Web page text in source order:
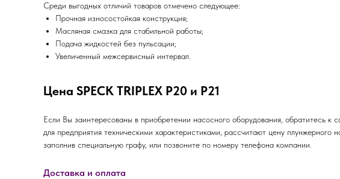
Среди выгодных отличий товаров отмечено следующее:
Прочная износостойкая конструкция;
Масляная смазка для стабильной работы;
Подача жидкостей без пульсации;
Увеличенный межсервисный интервал.
Цена SPECK TRIPLEX P20 и P21
Если Вы заинтересованы в приобретении насосного оборудования, обратитесь
для предприятия техническими характеристиками, рассчитают цену
заполнив специальную графу, или позвоните по номеру телефона компании.
Доставка и оплата